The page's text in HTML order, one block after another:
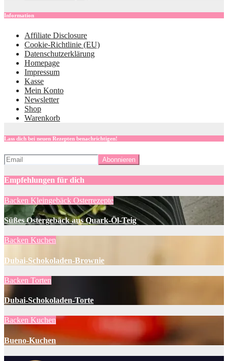
Information
Affiliate Disclosure
Cookie-Richtlinie (EU)
Datenschutzerklärung
Homepage
Impressum
Kasse
Mein Konto
Newsletter
Shop
Warenkorb
Lass dich bei neuen Rezepten benachrichtigen!
Empfehlungen für dich
Backen Kleingebäck Osterrezepte
Süßes Ostergebäck aus Quark-Öl-Teig
Backen Kuchen
Dubai-Schokoladen-Brownie
Backen Torten
Dubai-Schokoladen-Torte
Backen Kuchen
Bueno-Kuchen